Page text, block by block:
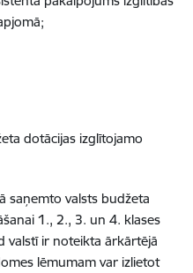
dotācijas izglītojamo
saņemto valsts budžeta
1., 2., 3. un 4. klases
valstī ir noteikta ārkārtējā
lēmumam var izlietot